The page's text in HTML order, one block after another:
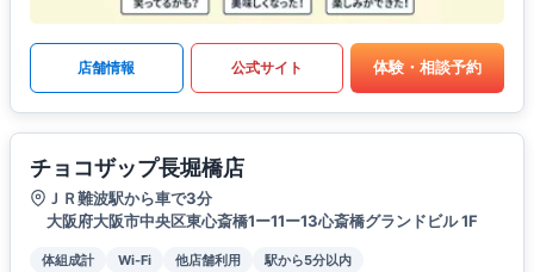
店舗情報 公式サイト 体験・相談予約
チョコザップ長堀橋店
ＪＲ難波駅から車で3分
大阪府大阪市中央区東心斎橋1ー11ー13心斎橋グランドビル 1F
体組成計 Wi-Fi 他店舗利用 駅から5分以内